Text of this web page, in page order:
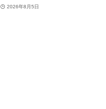
ァームウェア｢9A5336b｣を
2026年8月5日